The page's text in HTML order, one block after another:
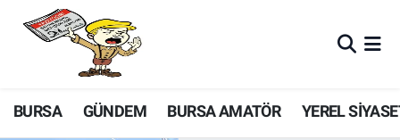
BURSA GÜNDEM BURSA AMATÖR YEREL